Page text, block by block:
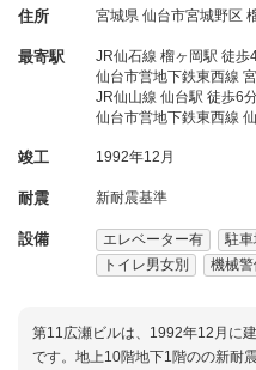
住所 宮城県 仙台市宮城野区
最寄駅
JR仙石線 榴ヶ岡駅 徒歩
仙台市営地下鉄東西線
JR仙山線 仙台駅 徒歩6
仙台市営地下鉄東西線
竣工 1992年12月
耐震 新耐震基準
設備 エレベーター有 駐
トイレ男女別
機械
第11広瀬ビルは、1992年12月に
です。地上10階地下1階のの新耐